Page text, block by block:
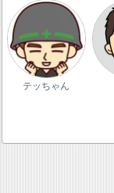
テッちゃん